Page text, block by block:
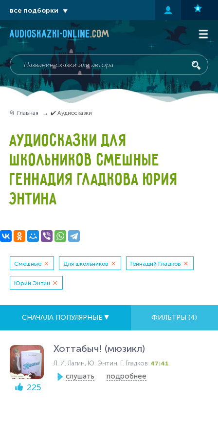
audioskazki-online.com
📂 Главная ✔️ Аудиосказки
АУДИОСКАЗКИ ДЛЯ
ШКОЛЬНИКОВ СМЕШНЫЕ
ГЕННАДИЯ ГЛАДКОВА ЮРИЯ
ЭНТИНА
Смешные Для школьников Геннадий Гладков
Юрий Энтин
СНАЧАЛА ПОПУЛЯРНЫЕ ФИЛЬТРЫ (4)
225
Хоттабыч! (мюзикл)
Л. И. Лагин, Ю. Энтин, Г. Гладков 47:41
слушать подробнее
все подборки